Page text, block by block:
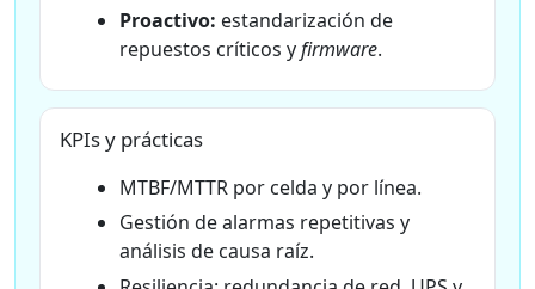
Proactivo: estandarización de
repuestos críticos yfirmware.
KPIs y prácticas
MTBF/MTTR por celda y por línea.
Gestión de alarmas repetitivas y
análisis de causa raíz.